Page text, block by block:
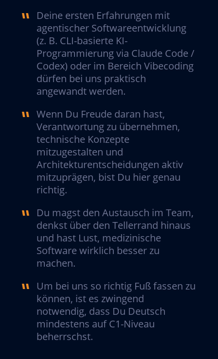
Deine ersten Erfahrungen mit
agentischer Softwareentwicklung
(z. B. CLI-basierte KI-
Programmierung via Claude Code /
Codex) oder im Bereich Vibecoding
dürfen bei uns praktisch
angewandt werden.
Wenn Du Freude daran hast,
Verantwortung zu übernehmen,
technische Konzepte
mitzugestalten und
Architekturentscheidungen aktiv
mitzuprägen, bist Du hier genau
richtig.
Du magst den Austausch im Team,
denkst über den Tellerrand hinaus
und hast Lust, medizinische
Software wirklich besser zu
machen.
Um bei uns so richtig Fuß fassen zu
können, ist es zwingend
notwendig, dass Du Deutsch
mindestens auf C1-Niveau
beherrschst.